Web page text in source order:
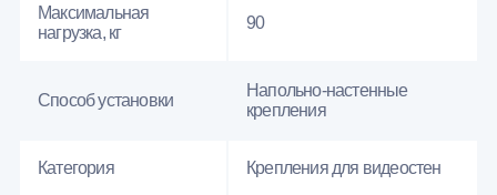
Максимальная
нагрузка, кг
90
Способ установки
Напольно-настенные
крепления
Категория Крепления для видеостен